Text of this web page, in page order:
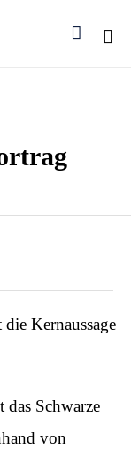

Kernaussage
das Schwarze
von